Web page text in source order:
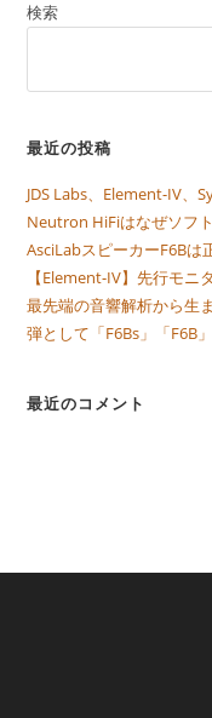
検索
最近の投稿
JDS Labs、Element-IV、
Neutron HiFiはなぜソフ
AsciLabスピーカーF6B
【Element-IV】先行モニ
最先端の音響解析から生
弾として「F6Bs」「F6B
最近のコメント